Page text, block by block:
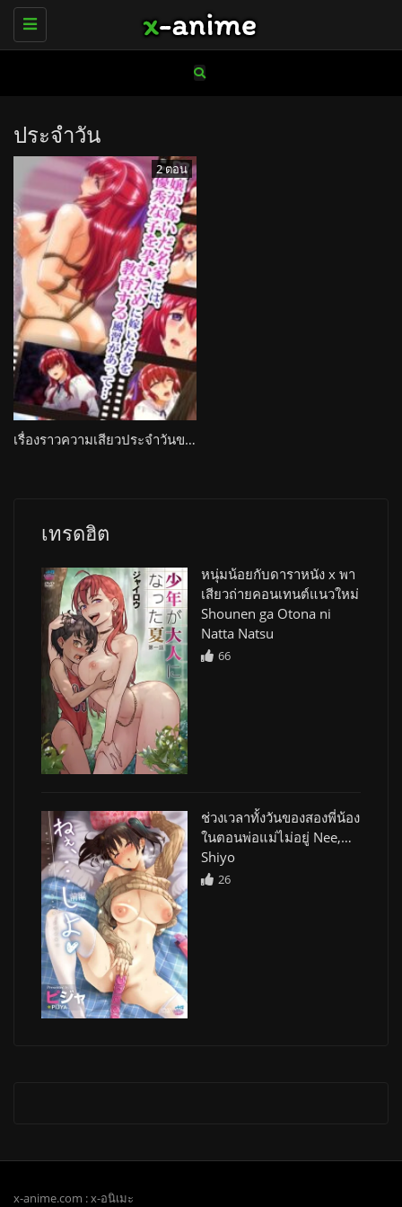
Toggle
navigation
ประจำวัน
2 ตอน
เรื่องราวความเสียวประจำวันของเจ้าหญิงแมรี่ S-ke ni Totsuida M-jou no Nichijou
เทรดฮิต
หนุ่มน้อยกับดาราหนัง x พา
เสียวถ่ายคอนเทนต์แนวใหม่
Shounen ga Otona ni
Natta Natsu
66
ช่วงเวลาทั้งวันของสองพี่น้อง
ในตอนพ่อแม่ไม่อยู่ Nee,…
Shiyo
26
x-anime.com : x-อนิเมะ